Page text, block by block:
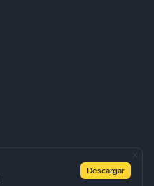
Descargar